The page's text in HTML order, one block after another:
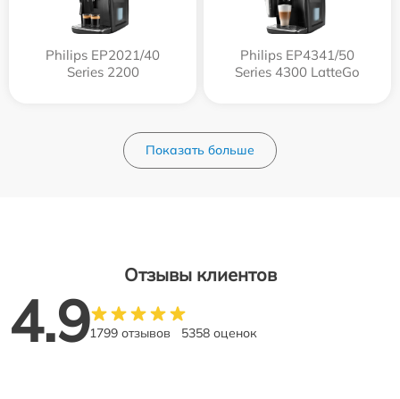
Philips EP2021/40
Series 2200
Philips EP4341/50
Series 4300 LatteGo
Показать больше
Отзывы клиентов
4.91799 отзывов 5358 оценок